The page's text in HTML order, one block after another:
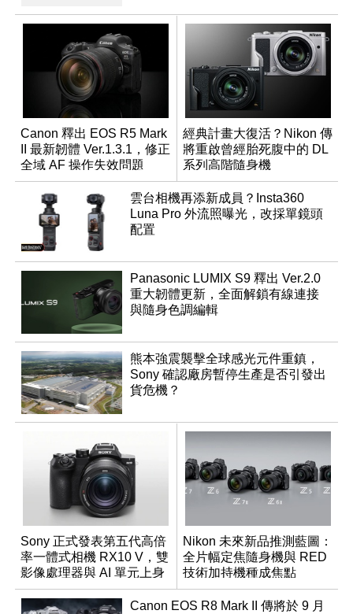
Canon 釋出 EOS R5 Mark
II 最新韌體 Ver.1.3.1，修正
全域 AF 操作失效問題
經典計畫大復活？Nikon 傳
將重啟曾經胎死腹中的 DL
系列高階隨身機
雲台相機再添新成員？Insta360
Luna Pro 外流照曝光，改採單鏡頭
配置
Panasonic LUMIX S9 釋出 Ver.2.0
重大韌體更新，全面解鎖有線連接
與隨身色調編輯
熊本強震襲擊全球感光元件重鎮，
Sony 確認廠房暫停生產是否引發出
貨危機？
Sony 正式發表第五代高倍
率一體式相機 RX10 V，雙
影像處理器與 AI 單元上身
Nikon 未來新品推測藍圖：
全片幅定焦隨身機與 RED
技術加持機種成焦點
Canon EOS R8 Mark II 傳將於 9 月